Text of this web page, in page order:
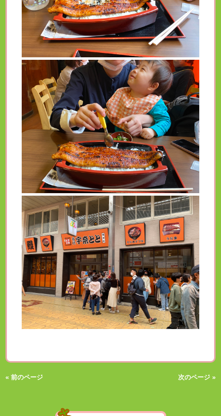
« 前のページ 次のページ »